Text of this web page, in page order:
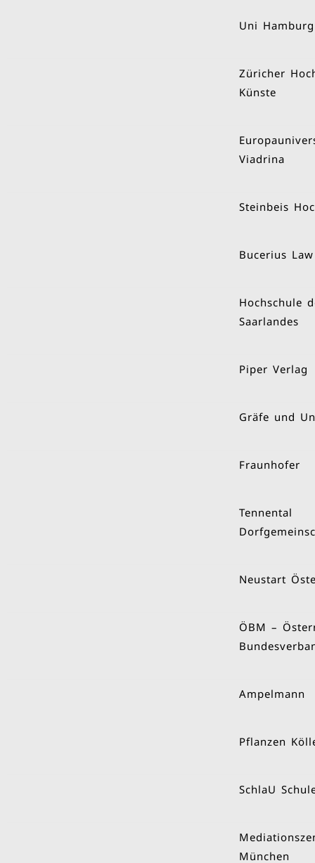
Uni Hamburg
Züricher
Künste
Viadrina
Steinbeis
Bucerius
Hochschule
Saarlandes
Piper Verlag
Gräfe und
Fraunhofer
Tennental
Neustart
ÖBM –
Ampelmann
Pflanzen
SchlaU
München